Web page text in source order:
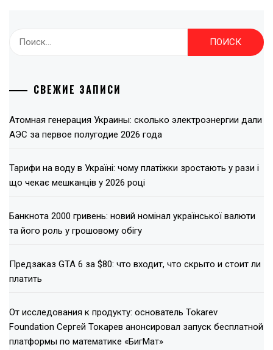
СВЕЖИЕ ЗАПИСИ
Атомная генерация Украины: сколько электроэнергии дали
АЭС за первое полугодие 2026 года
Тарифи на воду в Україні: чому платіжки зростають у рази і
що чекає мешканців у 2026 році
Банкнота 2000 гривень: новий номінал української валюти
та його роль у грошовому обігу
Предзаказ GTA 6 за $80: что входит, что скрыто и стоит ли
платить
От исследования к продукту: основатель Tokarev
Foundation Сергей Токарев анонсировал запуск бесплатной
платформы по математике «БигМат»